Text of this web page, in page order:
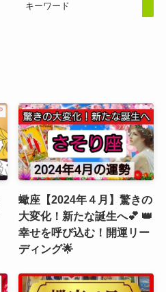
キーワード
蠍座【2024年４月】驚きの
大変化！新たな誕生へ💕 👑
幸せを呼び込む！開運リー
ディング🌟